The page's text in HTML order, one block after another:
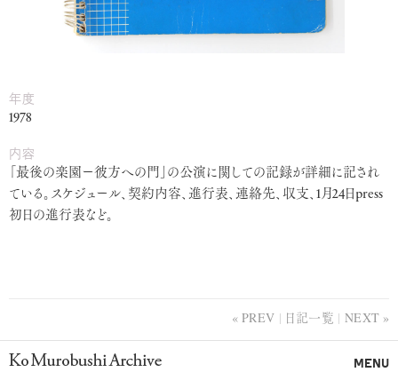
年度
1978
内容
「最後の楽園ー彼方への門」の公演に関しての記録が詳細に記され
ている。スケジュール、契約内容、進行表、連絡先、収支、1月24日press
初日の進行表など。
PREV 日記一覧 NEXT
MENU